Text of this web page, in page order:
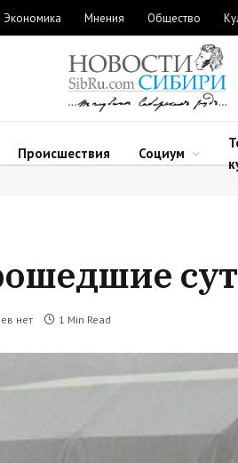
Экономика Мнения Общество
Происшествия Социум
нет 1 Min Read